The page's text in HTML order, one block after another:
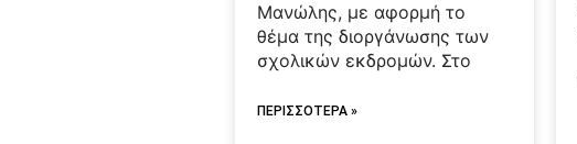
Μανώλης, με αφορμή το
θέμα της διοργάνωσης των
σχολικών εκδρομών. Στο
ΠΕΡΙΣΣΟΤΕΡΑ »